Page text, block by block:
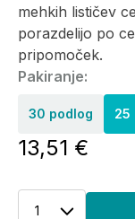
mehkih lističev
porazdelijo po
pripomoček.
Pakiranje:
30 podlog 25
13,51 €
1